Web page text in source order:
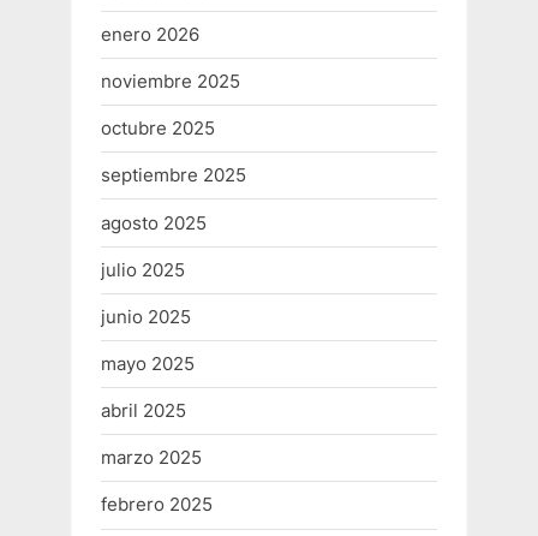
enero 2026
noviembre 2025
octubre 2025
septiembre 2025
agosto 2025
julio 2025
junio 2025
mayo 2025
abril 2025
marzo 2025
febrero 2025